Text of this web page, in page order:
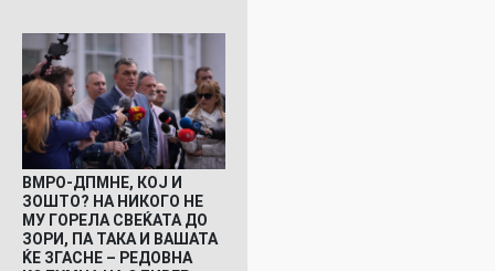
ВМРО-ДПМНЕ, КОЈ И
ЗОШТО? НА НИКОГО НЕ
МУ ГОРЕЛА СВЕЌАТА ДО
ЗОРИ, ПА ТАКА И ВАШАТА
ЌЕ ЗГАСНЕ – РЕДОВНА